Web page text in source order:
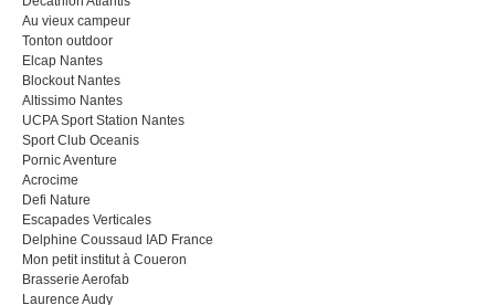
Au vieux campeur
Tonton outdoor
Elcap Nantes
Blockout Nantes
Altissimo Nantes
UCPA Sport Station Nantes
Sport Club Oceanis
Pornic Aventure
Acrocime
Defi Nature
Escapades Verticales
Delphine Coussaud IAD France
Mon petit institut à Coueron
Brasserie Aerofab
Laurence Audy